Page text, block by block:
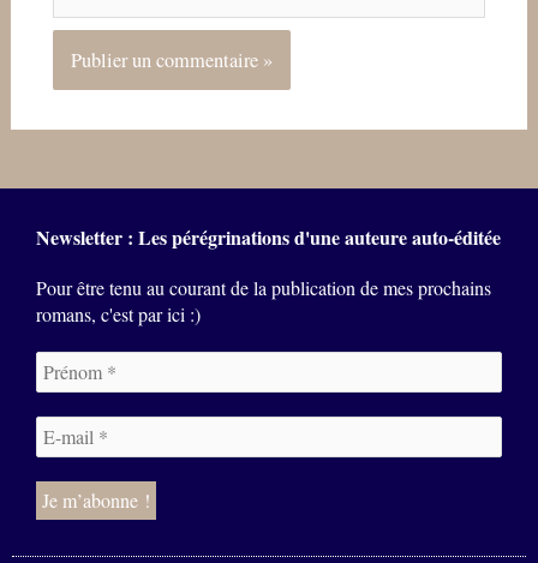
Newsletter : Les pérégrinations d'une auteure auto-éditée
Pour être tenu au courant de la publication de mes prochains
romans, c'est par ici :)